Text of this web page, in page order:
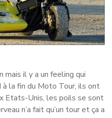
mais il y a un feeling qui
à la fin du Moto Tour, ils ont
Etats-Unis, les poils se sont
n’a fait qu’un tour et ça a